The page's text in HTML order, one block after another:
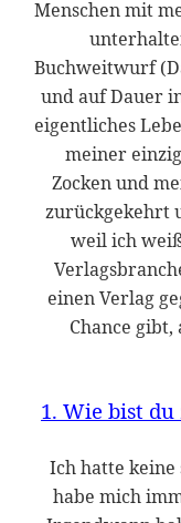
Menschen mit
Buchweitwurf
und auf Dauer
eigentliches
meiner
Zocken und
zurückgekehrt
weil ich
einen Verlag
Chance
1. Wie bist
Ich hatte
habe mich